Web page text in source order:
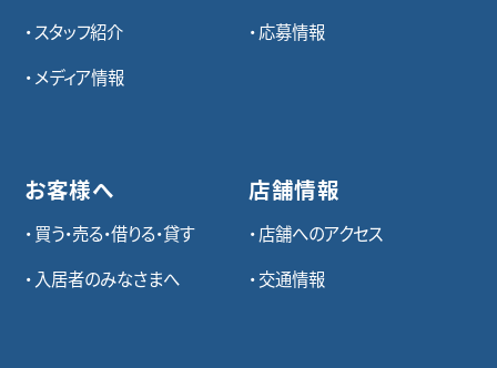
スタッフ紹介
メディア情報
お客様へ
買う・売る・借りる・貸す
入居者のみなさまへ
応募情報
店舗情報
店舗へのアクセス
交通情報